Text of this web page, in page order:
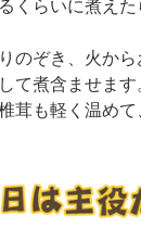
くらいに煮え
のぞき、火か
て煮含ませます
茸も軽く温め